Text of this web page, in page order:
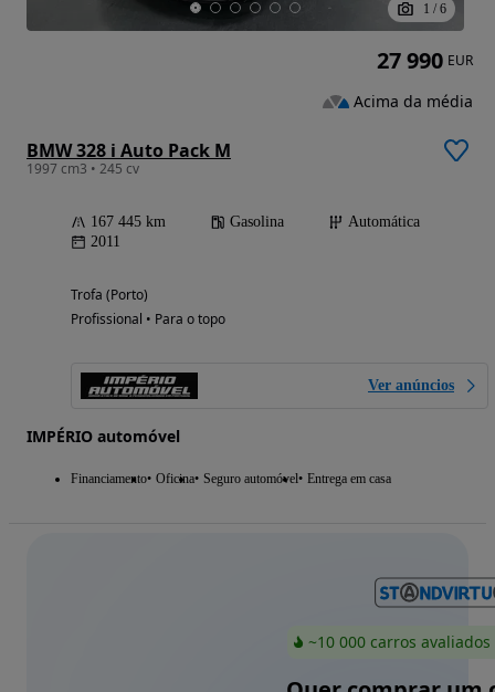
1 / 6
BMW 328 i Auto Pack M
1997 cm3 • 245 cv
167 445 km Gasolina
Automática
2011
Trofa (Porto)
Profissional • Para o topo
Ver anúncios
IMPÉRIO automóvel
Financiamento Oficina Seguro automóvel Entrega em casa
27 990 EUR
Acima da média
~10 000 carros